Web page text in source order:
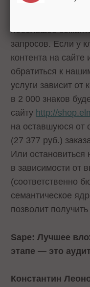
услугой ОПФ (за
небольшое
запросов. Если у
контента на
обратиться к
услуги зависит от
в 2 000 знаков
сайту http://
на оставшуюся от
(27 377 руб.)
Или
в зависимости от
(соответственно
семантическое
позволит
Sape: Лучшее
этапе — это
Константин